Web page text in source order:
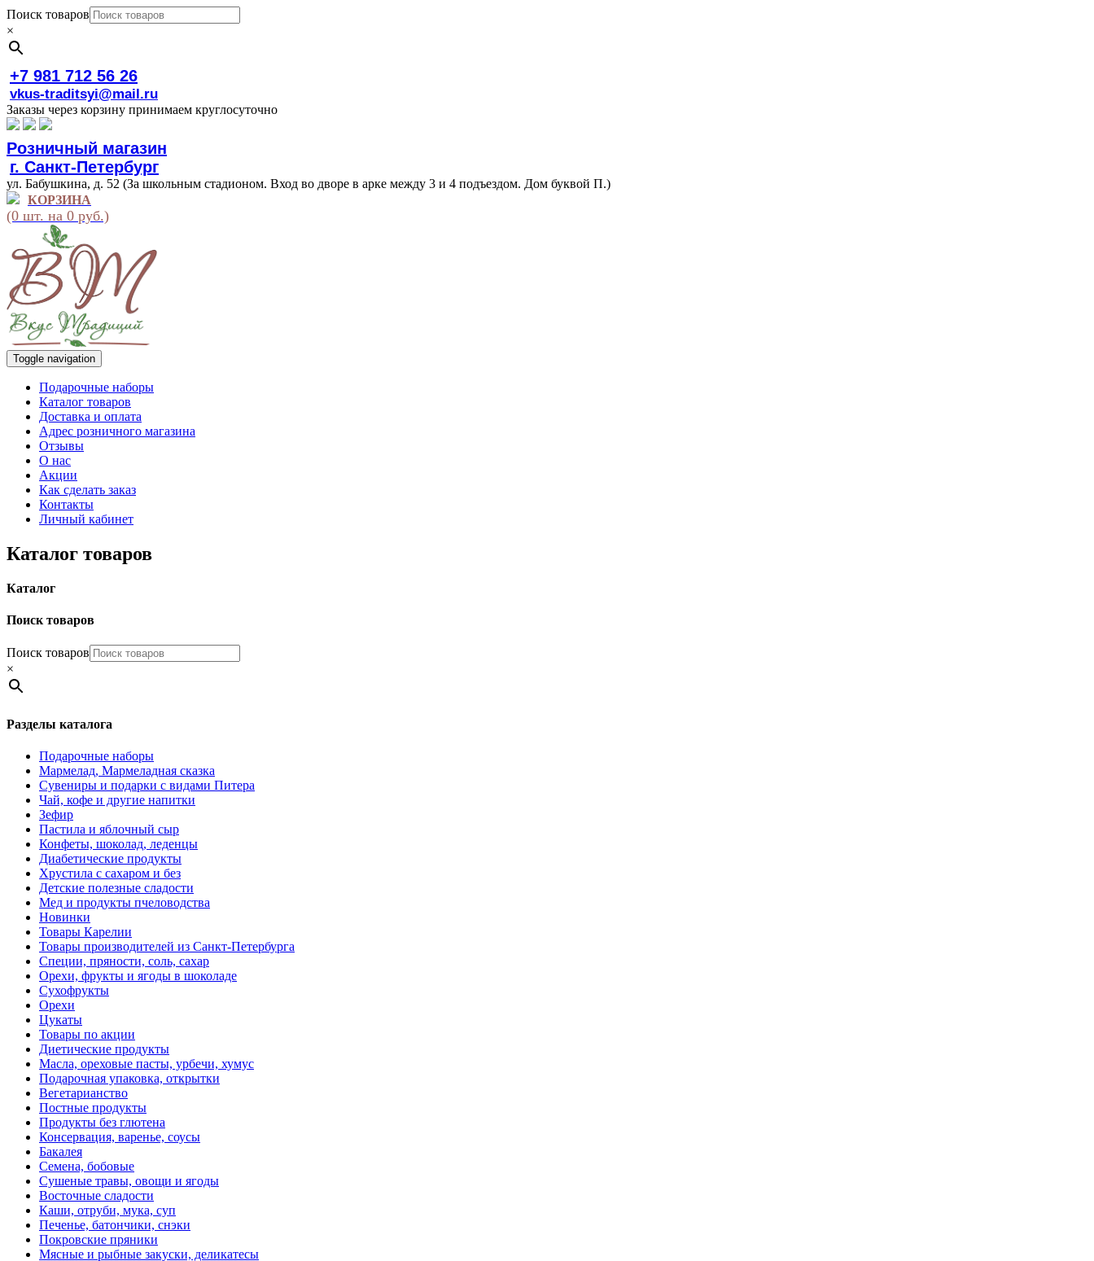
Поиск товаров
×
+7 981 712 56 26
vkus-traditsyi@mail.ru
Заказы через корзину принимаем круглосуточно
Розничный магазин
г. Санкт-Петербург
ул. Бабушкина, д. 52 (За школьным стадионом. Вход во дворе в арке между 3 и 4 подъездом. Дом буквой П.)
КОРЗИНА
(0 шт. на 0 руб.)
Toggle navigation
Подарочные наборы
Каталог товаров
Доставка и оплата
Адрес розничного магазина
Отзывы
О нас
Акции
Как сделать заказ
Контакты
Личный кабинет
Каталог товаров
Каталог
Поиск товаров
Поиск товаров
×
Разделы каталога
Подарочные наборы
Мармелад, Мармеладная сказка
Сувениры и подарки с видами Питера
Чай, кофе и другие напитки
Зефир
Пастила и яблочный сыр
Конфеты, шоколад, леденцы
Диабетические продукты
Хрустила с сахаром и без
Детские полезные сладости
Мед и продукты пчеловодства
Новинки
Товары Карелии
Товары производителей из Санкт-Петербурга
Специи, пряности, соль, сахар
Орехи, фрукты и ягоды в шоколаде
Сухофрукты
Орехи
Цукаты
Товары по акции
Диетические продукты
Масла, ореховые пасты, урбечи, хумус
Подарочная упаковка, открытки
Вегетарианство
Постные продукты
Продукты без глютена
Консервация, варенье, соусы
Бакалея
Семена, бобовые
Сушеные травы, овощи и ягоды
Восточные сладости
Каши, отруби, мука, суп
Печенье, батончики, снэки
Покровские пряники
Мясные и рыбные закуски, деликатесы